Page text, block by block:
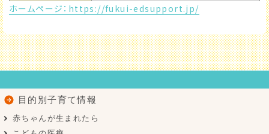
ホームページ：https://fukui-edsupport.jp/
目的別子育て情報
赤ちゃんが生まれたら